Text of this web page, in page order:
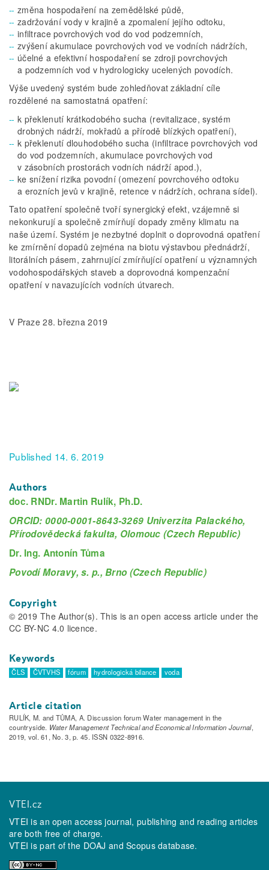
změna hospodaření na zemědělské půdě,
zadržování vody v krajině a zpomalení jejího odtoku,
infiltrace povrchových vod do vod podzemních,
zvýšení akumulace povrchových vod ve vodních nádržích,
účelné a efektivní hospodaření se zdroji povrchových
a podzemních vod v hydrologicky ucelených povodích.
Výše uvedený systém bude zohledňovat základní cíle
rozdělené na samostatná opatření:
k překlenutí krátkodobého sucha (revitalizace, systém
drobných nádrží, mokřadů a přírodě blízkých opatření),
k překlenutí dlouhodobého sucha (infiltrace povrchových vod
do vod podzemních, akumulace povrchových vod
v zásobních prostorách vodních nádrží apod.),
ke snížení rizika povodní (omezení povrchového odtoku
a erozních jevů v krajině, retence v nádržích, ochrana sídel).
Tato opatření společně tvoří synergický efekt, vzájemně si
nekonkurují a společně zmírňují dopady změny klimatu na
naše území. Systém je nezbytné doplnit o doprovodná opatření
ke zmírnění dopadů zejména na biotu výstavbou přednádrží,
litorálních pásem, zahrnující zmírňující opatření u významných
vodohospodářských staveb a doprovodná kompenzační
opatření v navazujících vodních útvarech.
V Praze 28. března 2019
Published 14. 6. 2019
Authors
doc. RNDr. Martin Rulík, Ph.D.
ORCID: 0000-0001-8643-3269 Univerzita Palackého,
Přírodovědecká fakulta, Olomouc (Czech Republic)
Dr. Ing. Antonín Tůma
Povodí Moravy, s. p., Brno (Czech Republic)
Copyright
© 2019 The Author(s). This is an open access article under the
CC BY-NC 4.0 licence.
Keywords
ČLS ČVTVHS fórum hydrologická bilance voda
Article citation
RULÍK, M. and TŮMA, A. Discussion forum Water management in the
countryside. Water Management Technical and Economical Information Journal,
2019, vol. 61, No. 3, p. 45. ISSN 0322-8916.
VTEI.cz
VTEI is an open access journal, publishing and reading articles
are both free of charge.
VTEI is part of the DOAJ andScopusdatabase.